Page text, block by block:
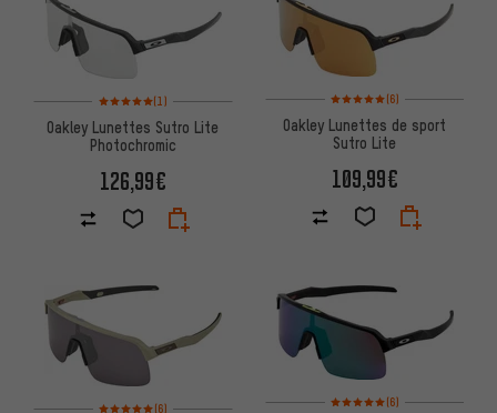
Note moyenne : 5 sur 5 d'après 1 avis
(1)
Oakley Lunettes Sutro Lite
Photochromic
126,99€
Note moyenne : 5 sur 5
(6)
Oakley Lunettes de sport
Sutro Lite
109,99€
Note moyenne : 5 sur 5 d'après 6 avis
(6)
Note moyenne : 5 sur 5
(6)